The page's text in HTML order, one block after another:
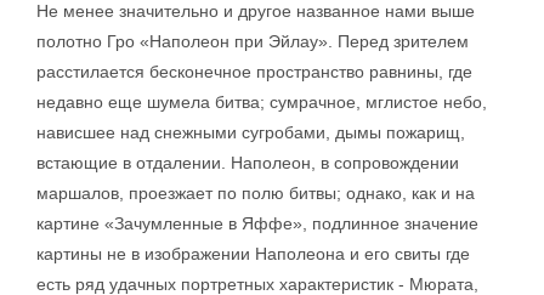
Не менее значительно и другое названное нами выше
полотно Гро «Наполеон при Эйлау». Перед зрителем
расстилается бесконечное пространство равнины, где
недавно еще шумела битва; сумрачное, мглистое небо,
нависшее над снежными сугробами, дымы пожарищ,
встающие в отдалении. Наполеон, в сопровождении
маршалов, проезжает по полю битвы; однако, как и на
картине «Зачумленные в Яффе», подлинное значение
картины не в изображении Наполеона и его свиты где
есть ряд удачных портретных характеристик - Мюрата,